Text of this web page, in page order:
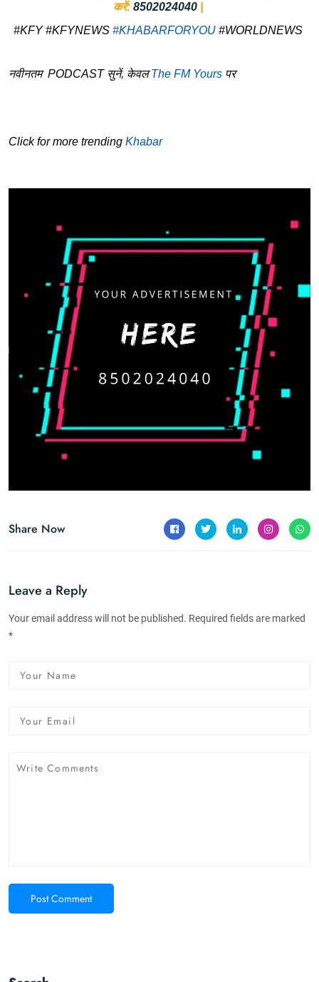
करें: 8502024040
#KFY #KFYNEWS #KHABARFORYOU #WORLDNEWS
नवीनतम PODCAST सुनें, केवलThe FM Yours पर
Click for more trending Khabar
Share Now
Leave a Reply
Your email address will not be published. Required fields are marked
*
Post Comment